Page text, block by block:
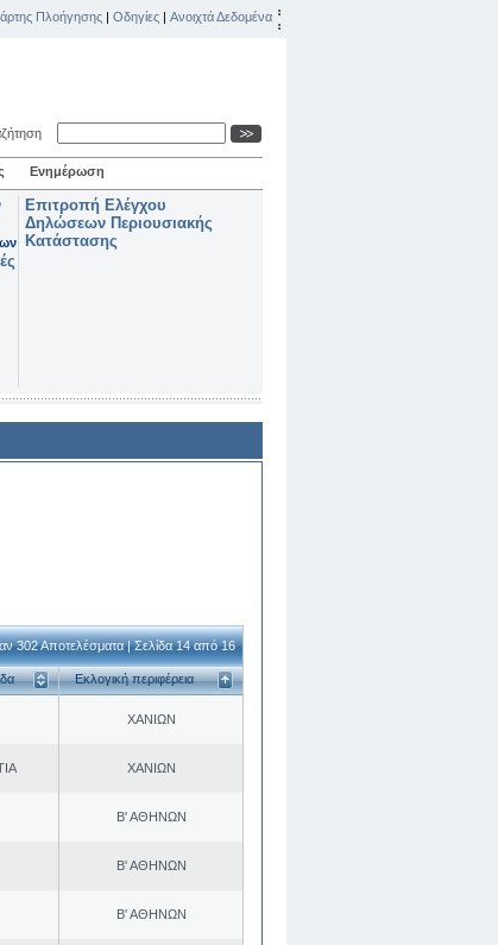
Πλοήγησης | Οδηγίες | Ανοιχτά Δεδομένα
Ενημέρωση
Επιτροπή Ελέγχου
Δηλώσεων Περιουσιακής
Κατάστασης
302 Αποτελέσματα | Σελίδα 14 από 16
Εκλογική περιφέρεια
ΧΑΝΙΩΝ
ΧΑΝΙΩΝ
Β' ΑΘΗΝΩΝ
Β' ΑΘΗΝΩΝ
Β' ΑΘΗΝΩΝ